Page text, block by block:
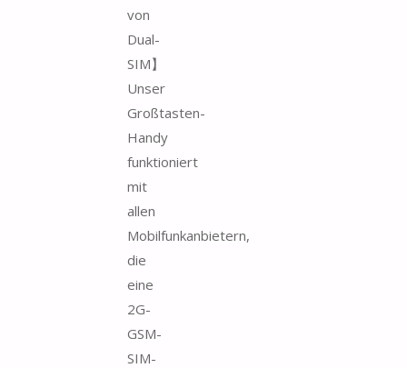
von
Dual-
SIM】
Unser
Großtasten-
Handy
funktioniert
mit
allen
Mobilfunkanbietern,
die
eine
2G-
GSM-
SIM-